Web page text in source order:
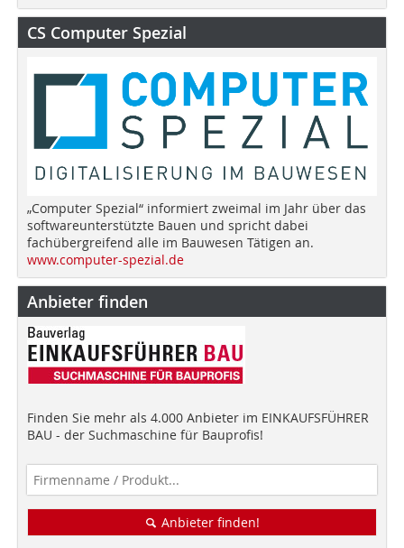
CS Computer Spezial
„Computer Spezial“ informiert zweimal im Jahr über das
softwareunterstützte Bauen und spricht dabei
fachübergreifend alle im Bauwesen Tätigen an.
www.computer-spezial.de
Anbieter finden
Finden Sie mehr als 4.000 Anbieter im EINKAUFSFÜHRER
BAU - der Suchmaschine für Bauprofis!
Anbieter finden!